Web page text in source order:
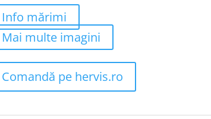
Info mărimi
Mai multe imagini
Comandă pe hervis.ro